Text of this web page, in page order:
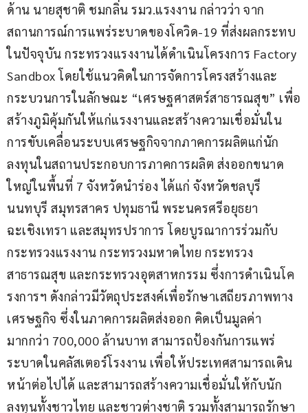
ด้าน นายสุชาติ ชมกลิ่น รมว.แรงงาน กล่าวว่า จาก
สถานการณ์การแพร่ระบาดของโควิด-19 ที่ส่งผลกระทบ
ในปัจจุบัน กระทรวงแรงงานได้ดำเนินโครงการ Factory
Sandbox โดยใช้แนวคิดในการจัดการโครงสร้างและ
กระบวนการในลักษณะ “เศรษฐศาสตร์สาธารณสุข” เพื่อ
สร้างภูมิคุ้มกันให้แก่แรงงานและสร้างความเชื่อมั่นใน
การขับเคลื่อนระบบเศรษฐกิจจากภาคการผลิตแก่นัก
ลงทุนในสถานประกอบการภาคการผลิต ส่งออกขนาด
ใหญ่ในพื้นที่ 7 จังหวัดนำร่อง ได้แก่ จังหวัดชลบุรี
นนทบุรี สมุทรสาคร ปทุมธานี พระนครศรีอยุธยา
ฉะเชิงเทรา และสมุทรปราการ โดยบูรณาการร่วมกับ
กระทรวงแรงงาน กระทรวงมหาดไทย กระทรวง
สาธารณสุข และกระทรวงอุตสาหกรรม ซึ่งการดำเนินโค
รงการฯ ดังกล่าวมีวัตถุประสงค์เพื่อรักษาเสถียรภาพทาง
เศรษฐกิจ ซึ่งในภาคการผลิตส่งออก คิดเป็นมูลค่า
มากกว่า 700,000 ล้านบาท สามารถป้องกันการแพร่
ระบาดในคลัสเตอร์โรงงาน เพื่อให้ประเทศสามารถเดิน
หน้าต่อไปได้ และสามารถสร้างความเชื่อมั่นให้กับนัก
ลงทุนทั้งชาวไทย และชาวต่างชาติ รวมทั้งสามารถรักษา